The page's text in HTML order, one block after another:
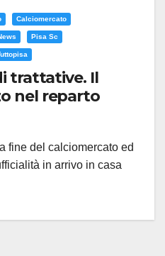
Calciomercato
Pisa Sc
trattative. Il
nel reparto
fine del calciomercato ed
in arrivo in casa